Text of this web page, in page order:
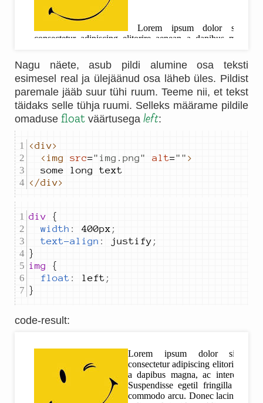
Nagu näete, asub pildi alumine osa teksti
esimesel real ja ülejäänud osa läheb üles. Pildist
paremale jääb suur tühi ruum. Teeme nii, et tekst
täidaks selle tühja ruumi. Selleks määrame pildile
omaduse float väärtusega left:
<div>
<img
src=" img.png" alt=" " >
</div>
div
width : 400px ;
text-align : justify ;
img
float : left ;
}
code-result: